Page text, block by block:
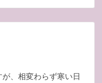
、相変わらず寒い日